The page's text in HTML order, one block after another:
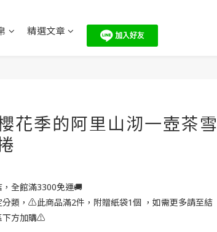
精選文章
花季的阿里山沏一壺茶雪
，全館滿3300免運🚚
分類，⚠此商品滿2件，附贈紙袋1個 ，如需更多請至結
下方加購⚠